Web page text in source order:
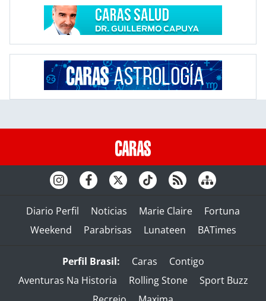
Diario Perfil Noticias Marie Claire
Fortuna
Weekend
Parabrisas Lunateen BATimes
Perfil Brasil: Caras
Contigo
Aventuras Na Historia
Rolling Stone
Sport Buzz